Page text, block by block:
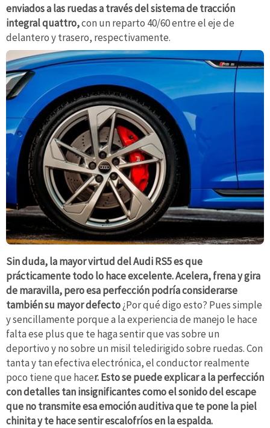
enviados a las ruedas a través del sistema de tracción
integral quattro,con un reparto 40/60 entre el eje de
delantero y trasero, respectivamente.
Sin duda, la mayor virtud del Audi RS5 es que
prácticamente todo lo hace excelente. Acelera, frena y gira
de maravilla, pero esa perfección podría considerarse
también su mayor defecto¿Por qué digo esto? Pues simple
y sencillamente porque a la experiencia de manejo le hace
falta ese plus que te haga sentir que vas sobre un
deportivo y no sobre un misil teledirigido sobre ruedas. Con
tanta y tan efectiva electrónica, el conductor realmente
poco tiene que hacer. Esto se puede explicar a la perfección
con detalles tan insignificantes como el sonido del escape
que no transmite esa emoción auditiva que te pone la piel
chinita y te hace sentir escalofríos en la espalda.